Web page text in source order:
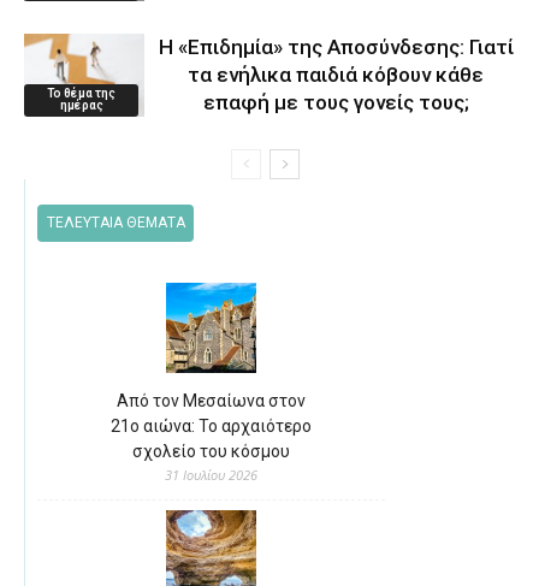
Το θέμα της
ημέρας
Η «Επιδημία» της Αποσύνδεσης: Γιατί
τα ενήλικα παιδιά κόβουν κάθε
επαφή με τους γονείς τους;
ΤΕΛΕΥΤΑΙΑ ΘΕΜΑΤΑ
Από τον Μεσαίωνα στον
21ο αιώνα: Το αρχαιότερο
σχολείο του κόσμου
31 Ιουλίου 2026